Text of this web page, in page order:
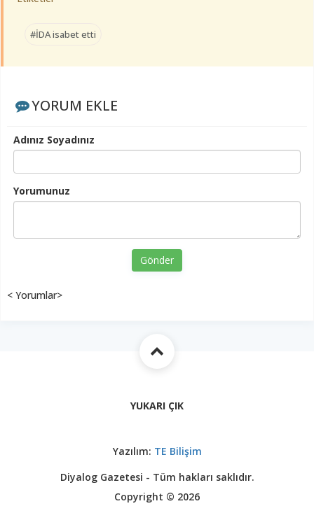
#İDA isabet etti
YORUM EKLE
Adınız Soyadınız
Yorumunuz
Gönder
< Yorumlar>
YUKARI ÇIK
Yazılım: TE Bilişim
Diyalog Gazetesi - Tüm hakları saklıdır.
Copyright © 2026